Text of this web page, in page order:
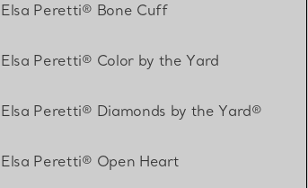
Elsa Peretti® Bone Cuff
Elsa Peretti® Color by the Yard
Elsa Peretti® Diamonds by the Yard®
Elsa Peretti® Open Heart